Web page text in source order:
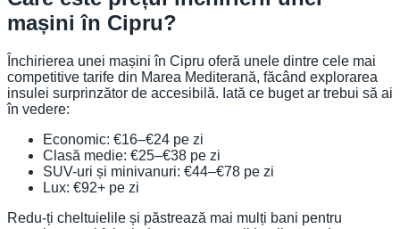
mașini în Cipru?
Închirierea unei mașini în Cipru oferă unele dintre cele mai
competitive tarife din Marea Mediterană, făcând explorarea
insulei surprinzător de accesibilă. Iată ce buget ar trebui să ai
în vedere:
Economic: €16–€24 pe zi
Clasă medie: €25–€38 pe zi
SUV-uri și minivanuri: €44–€78 pe zi
Lux: €92+ pe zi
Redu-ți cheltuielile și păstrează mai mulți bani pentru